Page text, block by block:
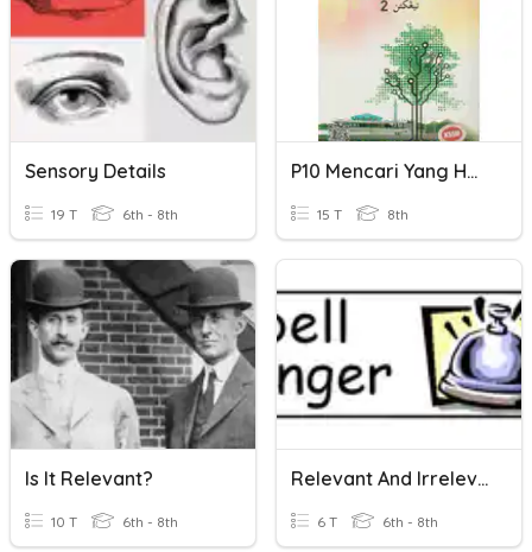
Sensory Details
19 T 6th - 8th
P10 Mencari Yang Halal
15 T 8th
Is It Relevant?
10 T 6th - 8th
Relevant And Irrelevant
6 T 6th - 8th